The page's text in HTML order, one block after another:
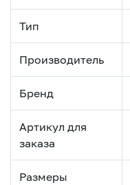
Тип
Производитель
Бренд
Артикул для
заказа
Размеры